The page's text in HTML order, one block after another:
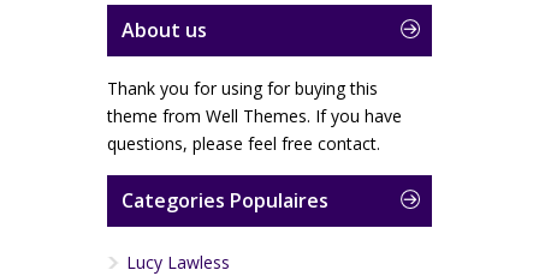
About us
Thank you for using for buying this
theme from Well Themes. If you have
questions, please feel free contact.
Categories Populaires
Lucy Lawless